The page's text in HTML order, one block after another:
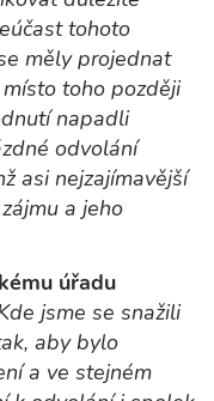
tohoto
měly projednat
toho později
napadli
odvolání
asi nejzajímavější
a jeho
úřadu
jsme se snažili
aby bylo
a ve stejném